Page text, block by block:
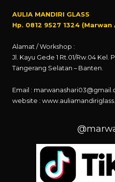
AULIA MANDIRI GLASS
Hp. 0812 9527 1324 (Marwan
Alamat / Workshop :
Jl. Kayu Gede 1 Rt.01/Rw.04 Kel.
Tangerang Selatan – Banten.
Email :
website :